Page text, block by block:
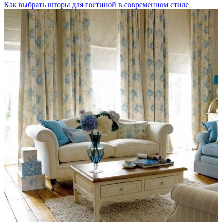
Как выбрать шторы для гостиной в современном стиле